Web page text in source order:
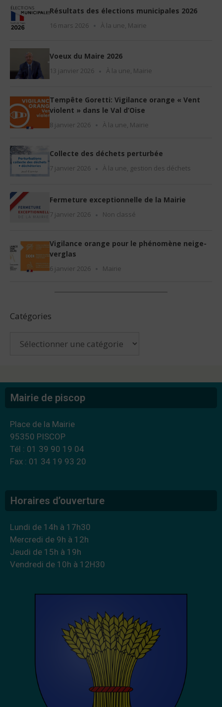
Résultats des élections municipales 2026
16 mars 2026 À la une, Mairie
Voeux du Maire 2026
13 janvier 2026 À la une, Mairie
Tempête Goretti: Vigilance orange « Vent
violent » dans le Val d’Oise
8 janvier 2026 À la une Mairie
Collecte des déchets perturbée
7 janvier 2026 À la une, gestion des déchets
Fermeture exceptionnelle de la Mairie
7 janvier 2026 Non classé
Vigilance orange pour le phénomène neige-
verglas
6 janvier 2026 Mairie
Catégories
Mairie de piscop
Place de la Mairie
95350 PISCOP
Tél : 01 39 90 19 04
Fax : 01 34 19 93 20
Horaires d’ouverture
Lundi de 14h à 17h30
Mercredi de 9h à 12h
Jeudi de 15h à 19h
Vendredi de 10h à 12H30